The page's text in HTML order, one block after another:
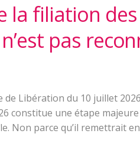
la filiation
n’est pas
Libération du 10 juillet
constitue une étape
Non parce qu’il remettrait